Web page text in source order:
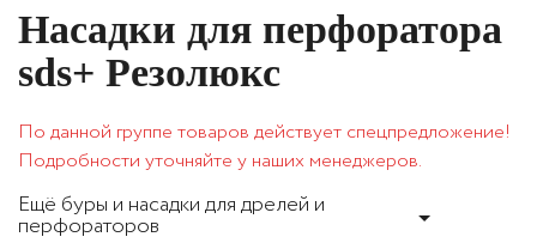
Насадки для перфоратора
sds+ Резолюкс
По данной группе товаров действует спецпредложение!
Подробности уточняйте у наших менеджеров.
Ещё буры и насадки для дрелей и
перфораторов